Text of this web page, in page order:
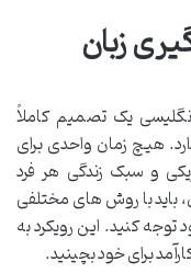
زبان
یک تصمیم کاملاً
هیچ زمان واحدی برای
و سبک زندگی هر فرد
باید با روش های مختلفی
کنید. این رویکرد به
برای خود بچینید.